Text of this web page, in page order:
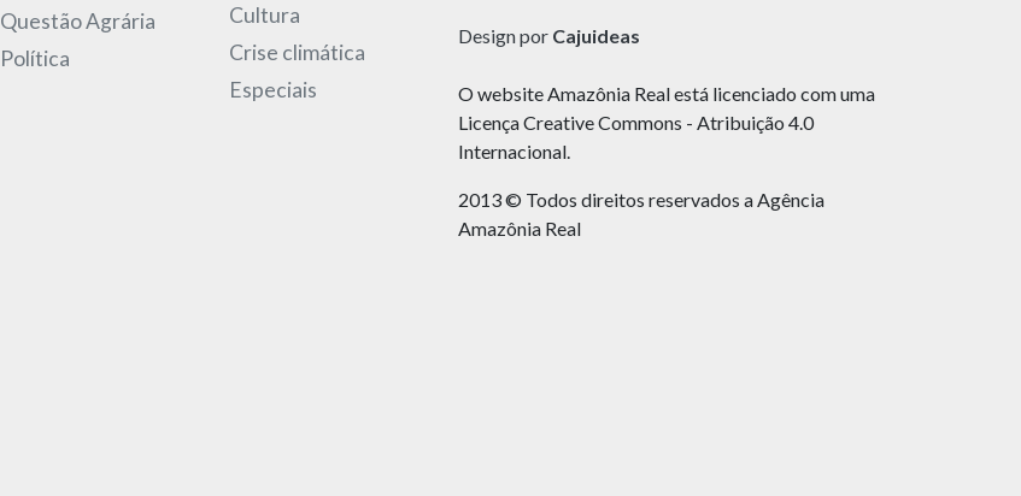
Questão Agrária
Política
Cultura
Crise climática
Especiais
Design por Cajuideas
O website Amazônia Real está licenciado com uma
Licença Creative Commons - Atribuição 4.0
Internacional.
2013 © Todos direitos reservados a Agência
Amazônia Real